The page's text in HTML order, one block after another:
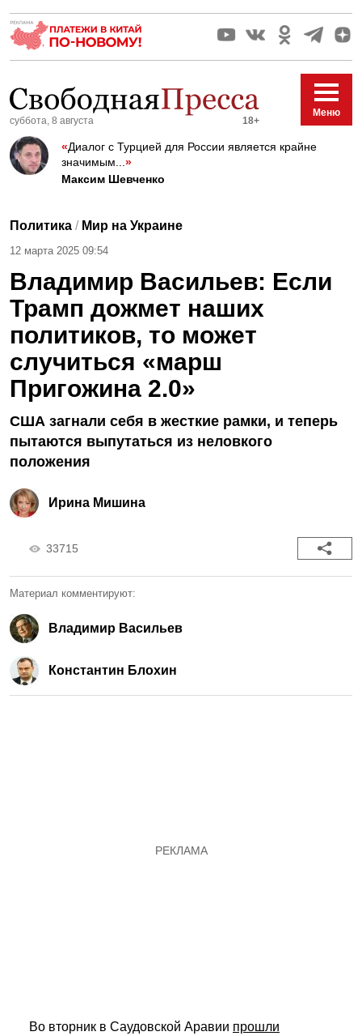
18+
суббота, 8 августа
Меню
«Диалог с Турцией для России является крайне
значимым... »
Максим Шевченко
Политика / Мир на Украине
12 марта 2025 09:54
Владимир Васильев: Если
Трамп дожмет наших
политиков, то может
случиться «марш
Пригожина 2.0»
США загнали себя в жесткие рамки, и теперь
пытаются выпутаться из неловкого
положения
Ирина Мишина
33715
Материал комментируют:
Владимир Васильев
Константин Блохин
Во вторник в Саудовской Аравии прошли